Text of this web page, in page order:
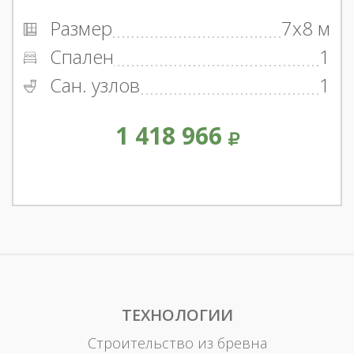
Размер
7x8 м
Спален
1
Сан. узлов
1
1 418 966
ТЕХНОЛОГИИ
Строительство из бревна